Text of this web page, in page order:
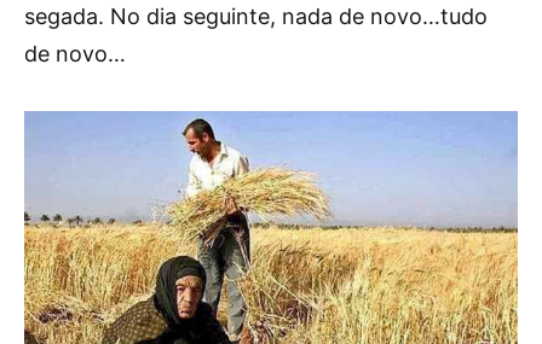
segada. No dia seguinte, nada de novo…tudo
de novo…